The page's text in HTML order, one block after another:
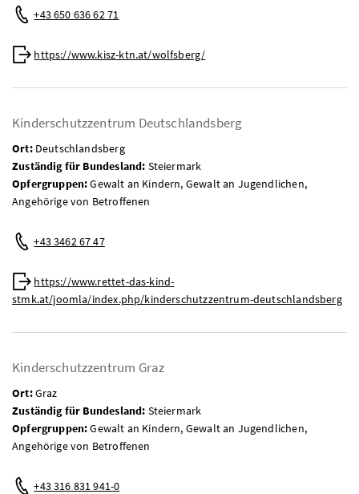
Mobil:
+43 650 636 62 71
Web:
https://www.kisz-ktn.at/wolfsberg/
Kinderschutzzentrum Deutschlandsberg
Ort:Deutschlandsberg
Zuständig für Bundesland: Steiermark
Opfergruppen:Gewalt an Kindern, Gewalt an Jugendlichen,
Angehörige von Betroffenen
Telefon:
+43 3462 67 47
Web:
https://www.rettet-das-kind-
stmk.at/joomla/index.php/kinderschutzzentrum-deutschlandsberg
Kinderschutzzentrum Graz
Ort:Graz
Zuständig für Bundesland: Steiermark
Opfergruppen:Gewalt an Kindern, Gewalt an Jugendlichen,
Angehörige von Betroffenen
Telefon:
+43 316 831 941-0